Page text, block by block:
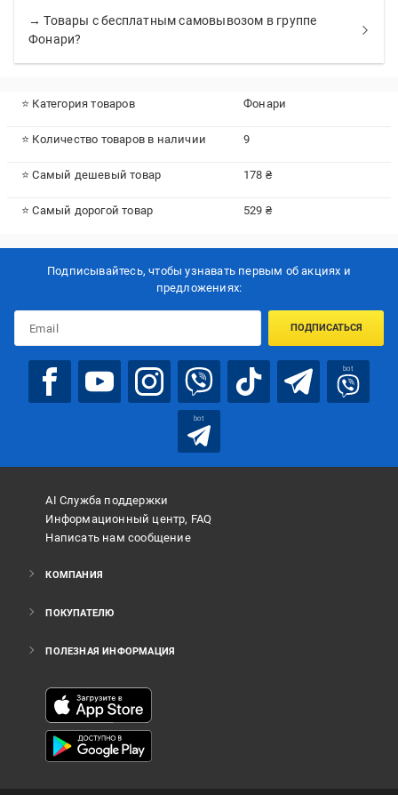
→ Товары с бесплатным самовывозом в группе
Фонари?
⭐ Категория товаров Фонари
⭐ Количество товаров в наличии 9
⭐ Самый дешевый товар 178 ₴
⭐ Самый дорогой товар 529 ₴
Подписывайтесь, чтобы узнавать первым об акцияx и
предложениях:
ПОДПИСАТЬСЯ
bot
bot
AI Служба поддержки
Информационный центр, FAQ
Написать нам сообщение
КОМПАНИЯ
ПОКУПАТЕЛЮ
ПОЛЕЗНАЯ ИНФОРМАЦИЯ